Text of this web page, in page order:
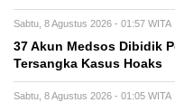
Sabtu, 8 Agustus 2026 - 01:57 WITA
37 Akun Medsos Dibidik
Tersangka Kasus Hoaks
Sabtu, 8 Agustus 2026 - 01:05 WITA